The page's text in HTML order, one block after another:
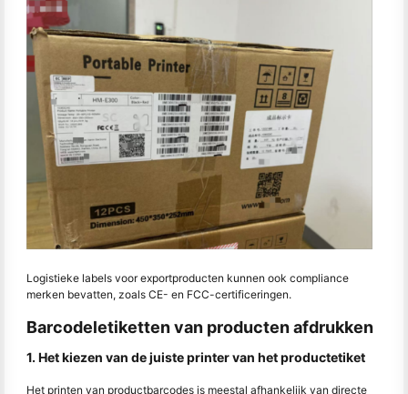
Logistieke labels voor exportproducten kunnen ook compliance
merken bevatten, zoals CE- en FCC-certificeringen.
Barcodeletiketten van producten afdrukken
1. Het kiezen van de juiste printer van het productetiket
Het printen van productbarcodes is meestal afhankelijk van directe